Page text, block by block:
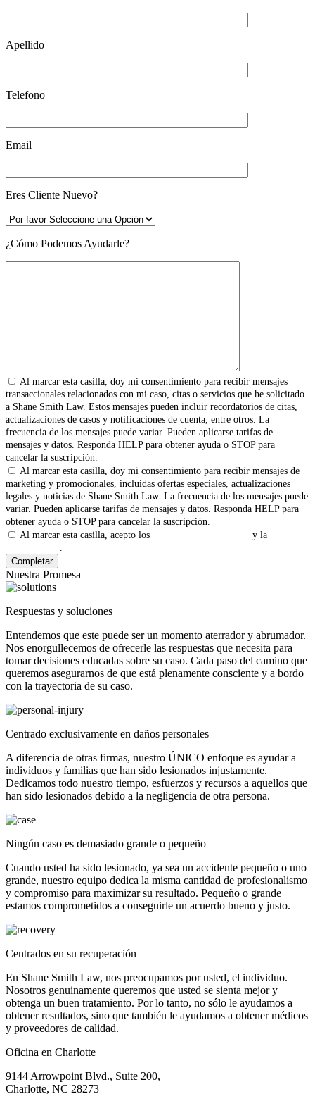
Apellido
Telefono
Email
Eres Cliente Nuevo?
¿Cómo Podemos Ayudarle?
Al marcar esta casilla, doy mi consentimiento para recibir mensajes
transaccionales relacionados con mi caso, citas o servicios que he solicitado
a Shane Smith Law. Estos mensajes pueden incluir recordatorios de citas,
actualizaciones de casos y notificaciones de cuenta, entre otros. La
frecuencia de los mensajes puede variar. Pueden aplicarse tarifas de
mensajes y datos. Responda HELP para obtener ayuda o STOP para
cancelar la suscripción.
Al marcar esta casilla, doy mi consentimiento para recibir mensajes de
marketing y promocionales, incluidas ofertas especiales, actualizaciones
legales y noticias de Shane Smith Law. La frecuencia de los mensajes puede
variar. Pueden aplicarse tarifas de mensajes y datos. Responda HELP para
obtener ayuda o STOP para cancelar la suscripción.
Al marcar esta casilla, acepto los
y la
.
Nuestra Promesa
Respuestas y soluciones
Entendemos que este puede ser un momento aterrador y abrumador.
Nos enorgullecemos de ofrecerle las respuestas que necesita para
tomar decisiones educadas sobre su caso. Cada paso del camino que
queremos asegurarnos de que está plenamente consciente y a bordo
con la trayectoria de su caso.
Centrado exclusivamente en daños personales
A diferencia de otras firmas, nuestro ÚNICO enfoque es ayudar a
individuos y familias que han sido lesionados injustamente.
Dedicamos todo nuestro tiempo, esfuerzos y recursos a aquellos que
han sido lesionados debido a la negligencia de otra persona.
Ningún caso es demasiado grande o pequeño
Cuando usted ha sido lesionado, ya sea un accidente pequeño o uno
grande, nuestro equipo dedica la misma cantidad de profesionalismo
y compromiso para maximizar su resultado. Pequeño o grande
estamos comprometidos a conseguirle un acuerdo bueno y justo.
Centrados en su recuperación
En Shane Smith Law, nos preocupamos por usted, el individuo.
Nosotros genuinamente queremos que usted se sienta mejor y
obtenga un buen tratamiento. Por lo tanto, no sólo le ayudamos a
obtener resultados, sino que también le ayudamos a obtener médicos
y proveedores de calidad.
Oficina en Charlotte
9144 Arrowpoint Blvd., Suite 200,
Charlotte, NC 28273